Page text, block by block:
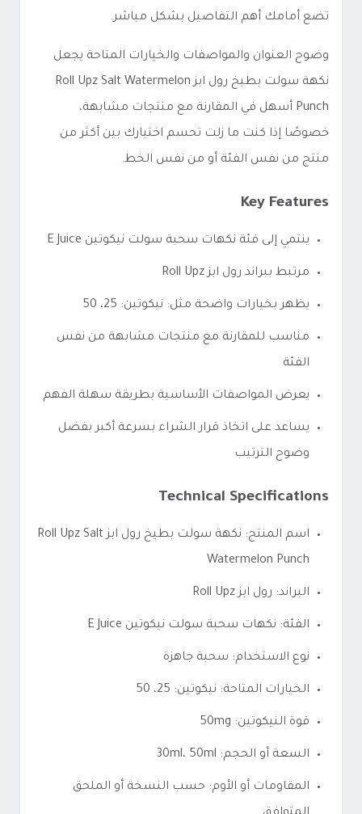
تضع أمامك أهم التفاصيل بشكل مباشر.
وضوح العنوان والمواصفات والخيارات المتاحة يجعل
نكهة سولت بطيخ رول ابز Roll Upz Salt Watermelon
Punch أسهل في المقارنة مع منتجات مشابهة،
خصوصًا إذا كنت ما زلت تحسم اختيارك بين أكثر من
منتج من نفس الفئة أو من نفس الخط.
Key Features
ينتمي إلى فئة نكهات سحبة سولت نيكوتين E Juice
مرتبط ببراند رول ابز Roll Upz
يظهر بخيارات واضحة مثل: نيكوتين: 25، 50
مناسب للمقارنة مع منتجات مشابهة من نفس
الفئة
يعرض المواصفات الأساسية بطريقة سهلة الفهم
يساعد على اتخاذ قرار الشراء بسرعة أكبر بفضل
وضوح الترتيب
Technical Specifications
اسم المنتج: نكهة سولت بطيخ رول ابز Roll Upz Salt
Watermelon Punch
البراند: رول ابز Roll Upz
الفئة: نكهات سحبة سولت نيكوتين E Juice
نوع الاستخدام: سحبة جاهزة
الخيارات المتاحة: نيكوتين: 25، 50
قوة النيكوتين: 50mg
السعة أو الحجم: 30ml، 50ml
المقاومات أو الأوم: حسب النسخة أو الملحق